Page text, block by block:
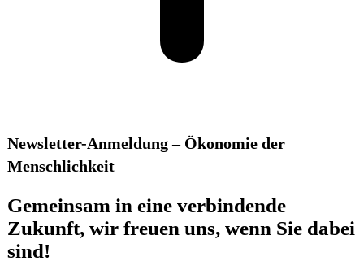
Newsletter-Anmeldung – Ökonomie der
Menschlichkeit
Gemeinsam in eine verbindende
Zukunft, wir freuen uns, wenn Sie dabei
sind!